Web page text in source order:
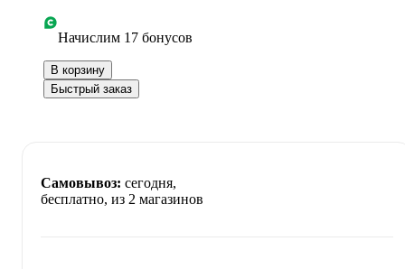
Начислим 17 бонусов
В корзину
Быстрый заказ
Самовывоз: сегодня,
бесплатно, из 2 магазинов